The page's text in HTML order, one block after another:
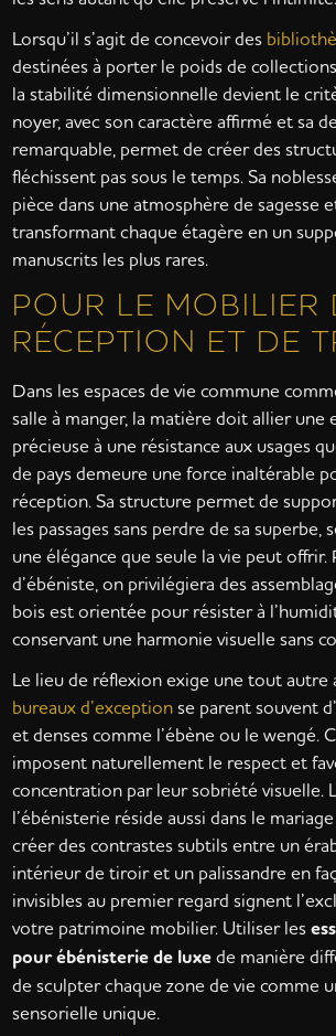
Lorsqu’il s’agit de concevoir des
destinées à porter le poids de
la stabilité dimensionnelle devient le
noyer, avec son caractère affirmé et sa
remarquable, permet de créer des
fléchissent pas sous le temps. Sa
pièce dans une atmosphère de sagesse
transformant chaque étagère en un
manuscrits les plus rares.
POUR LE MOBILIER
RÉCEPTION ET DE
Dans les espaces de vie commune
salle à manger, la matière doit allier une
précieuse à une résistance aux usages
de pays demeure une force inaltérable
réception. Sa structure permet de
les passages sans perdre de sa superbe,
une élégance que seule la vie peut offrir.
d’ébéniste, on privilégiera des
bois est orientée pour résister à
conservant une harmonie visuelle sans
Le lieu de réflexion exige une tout autre
bureaux d’exceptionse parent souvent
et denses comme l’ébène ou le wengé.
imposent naturellement le respect et
concentration par leur sobriété visuelle.
l’ébénisterie réside aussi dans le
créer des contrastes subtils entre un
intérieur de tiroir et un palissandre en
invisibles au premier regard signent
votre patrimoine mobilier. Utiliser les
pour ébénisterie de luxede manière
de sculpter chaque zone de vie comme
sensorielle unique.